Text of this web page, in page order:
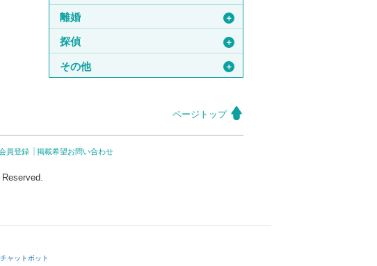
離婚 ＋
探偵 ＋
その他 ＋
ページトップ
員登録 掲載希望お問い合わせ
ャットボット